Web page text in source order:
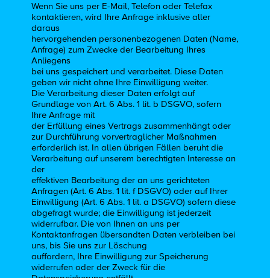
Wenn Sie uns per E-Mail, Telefon oder Telefax
kontaktieren, wird Ihre Anfrage inklusive aller
daraus
hervorgehenden personenbezogenen Daten (Name,
Anfrage) zum Zwecke der Bearbeitung Ihres
Anliegens
bei uns gespeichert und verarbeitet. Diese Daten
geben wir nicht ohne Ihre Einwilligung weiter.
Die Verarbeitung dieser Daten erfolgt auf
Grundlage von Art. 6 Abs. 1 lit. b DSGVO, sofern
Ihre Anfrage mit
der Erfüllung eines Vertrags zusammenhängt oder
zur Durchführung vorvertraglicher Maßnahmen
erforderlich ist. In allen übrigen Fällen beruht die
Verarbeitung auf unserem berechtigten Interesse an
der
effektiven Bearbeitung der an uns gerichteten
Anfragen (Art. 6 Abs. 1 lit. f DSGVO) oder auf Ihrer
Einwilligung (Art. 6 Abs. 1 lit. a DSGVO) sofern diese
abgefragt wurde; die Einwilligung ist jederzeit
widerrufbar. Die von Ihnen an uns per
Kontaktanfragen übersandten Daten verbleiben bei
uns, bis Sie uns zur Löschung
auffordern, Ihre Einwilligung zur Speicherung
widerrufen oder der Zweck für die